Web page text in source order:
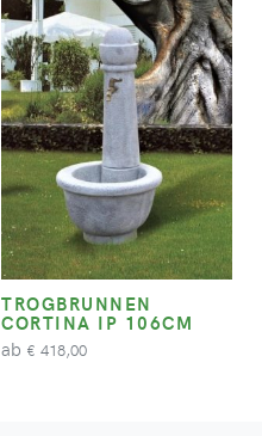
TROGBRUNNEN
CORTINA IP 106CM
ab € 418,00